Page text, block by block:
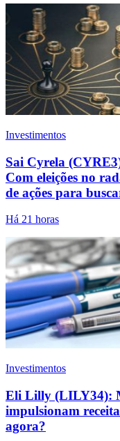
Investimentos
Sai Cyrela
Com eleições no
de ações para
Há 21 horas
Investimentos
Eli Lilly (LILY34):
impulsionam
agora?